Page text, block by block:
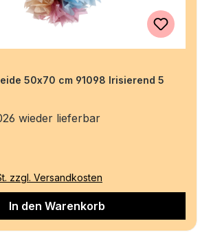
50x70 cm 91098 Irisierend 5
wieder lieferbar
zzgl. Versandkosten
In den Warenkorb